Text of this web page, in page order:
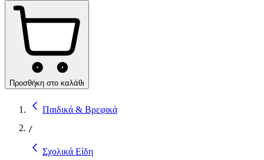
Προσθήκη στο καλάθι
Παιδικά & Βρεφικά
/
Σχολικά Είδη